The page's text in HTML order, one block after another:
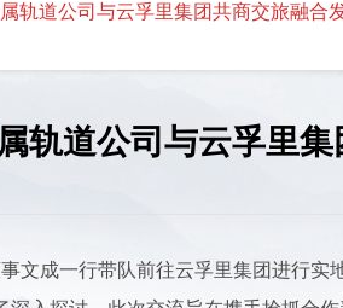
轨道公司与云孚里集团共商交旅融合
轨道公司与云孚里
文成一行带队前往云孚里集团进行